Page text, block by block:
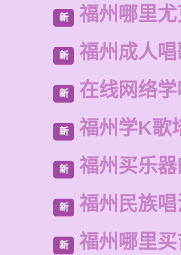
新 福州哪里
新 福州成人
新 在线网络
新 福州学K歌
新 福州买乐
新 福州民族
新 福州哪里